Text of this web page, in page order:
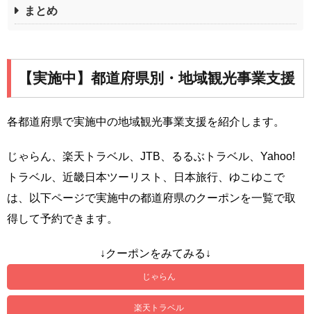
まとめ
【実施中】都道府県別・地域観光事業支援
各都道府県で実施中の地域観光事業支援を紹介します。
じゃらん、楽天トラベル、JTB、るるぶトラベル、Yahoo!
トラベル、近畿日本ツーリスト、日本旅行、ゆこゆこで
は、以下ページで実施中の都道府県のクーポンを一覧で取
得して予約できます。
↓クーポンをみてみる↓
じゃらん
楽天トラベル